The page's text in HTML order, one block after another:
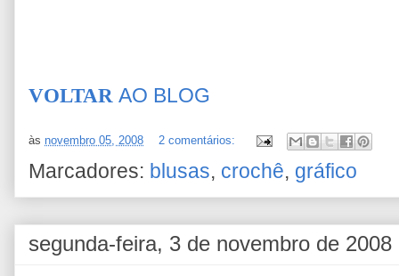
VOLTAR AO BLOG
às novembro 05, 2008 2 comentários:
Marcadores: blusas, crochê, gráfico
segunda-feira, 3 de novembro de 2008